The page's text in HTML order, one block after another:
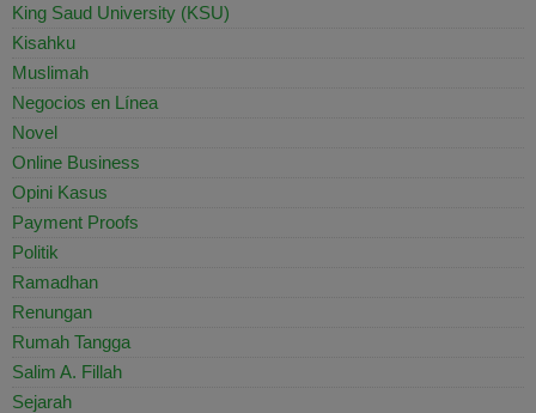
King Saud University (KSU)
Kisahku
Muslimah
Negocios en Línea
Novel
Online Business
Opini Kasus
Payment Proofs
Politik
Ramadhan
Renungan
Rumah Tangga
Salim A. Fillah
Sejarah